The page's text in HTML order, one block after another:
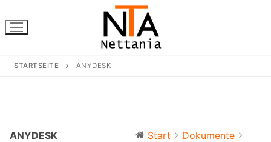
Inhalt
springen
STARTSEITE ANYDESK
ANYDESK Start
Dokumente